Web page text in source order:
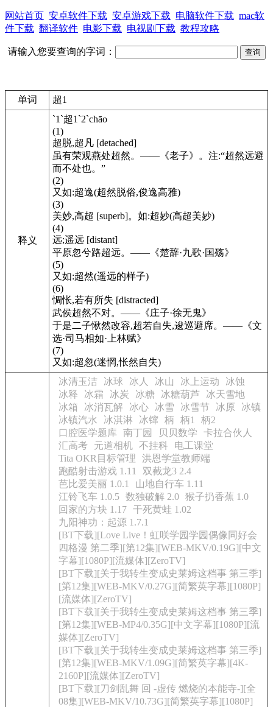
网站首页 安卓软件下载 安卓游戏下载 电脑软件下载 mac软
件下载 翻译软件 电影下载 电视剧下载 教程攻略
请输入您要查询的字词：
单词 超1
释义
`1`超1`2`chāo
(1)
超脱,超凡 [detached]
虽有荣观燕处超然。――《老子》。注:“超然远避
而不处也。”
(2)
又如:超逸(超然脱俗,俊逸高雅)
(3)
美妙,高超 [superb]。如:超妙(高超美妙)
(4)
远;遥远 [distant]
平原忽兮路超远。――《楚辞·九歌·国殇》
(5)
又如:超然(遥远的样子)
(6)
惆怅,若有所失 [distracted]
武侯超然不对。――《庄子·徐无鬼》
于是二子愀然改容,超若自失,逡巡避席。――《文
选·司马相如·上林赋》
(7)
又如:超忽(迷惘,怅然自失)
冰清玉洁 冰球 冰人 冰山 冰上运动
冰蚀
冰释
冰霜 冰炭 冰糖 冰糖葫芦
冰天雪地
冰箱
冰消瓦解 冰心 冰雪 冰雪节 冰原
冰镇
冰镇汽水
冰淇淋 冰镩 柄 柄1
柄2
口腔医学题库
南丁园 贝贝数学
卡拉合伙人
汇高考
元道相机 不挂科
电工课堂
Tita OKR目标管理
洪恩学堂教师端
跑酷射击游戏 1.11
双截龙3 2.4
芭比爱美丽 1.0.1
山地自行车 1.11
江铃飞车 1.0.5 数独破解 2.0 猴子扔香蕉 1.0
回家的方块 1.17 干死黄蛙 1.02
九阳神功：起源 1.7.1
[BT下载][Love Live！虹咲学园学园偶像同好会
四格漫 第二季][第12集][WEB-MKV/0.19G][中文
字幕][1080P][流媒体][ZeroTV]
[BT下载][关于我转生变成史莱姆这档事 第三季]
[第12集][WEB-MKV/0.27G][简繁英字幕][1080P]
[流媒体][ZeroTV]
[BT下载][关于我转生变成史莱姆这档事 第三季]
[第12集][WEB-MP4/0.35G][中文字幕][1080P][流
媒体][ZeroTV]
[BT下载][关于我转生变成史莱姆这档事 第三季]
[第12集][WEB-MKV/1.09G][简繁英字幕][4K-
2160P][流媒体][ZeroTV]
[BT下载][刀剑乱舞 回 -虚传 燃烧的本能寺-][全
08集][WEB-MKV/10.73G][简繁英字幕][1080P]